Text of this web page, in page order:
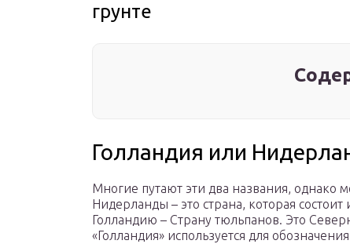
грунте
Голландия или
Многие путают эти два названия, однако
Нидерланды – это страна, которая
Голландию – Страну тюльпанов. Это
«Голландия» используется для